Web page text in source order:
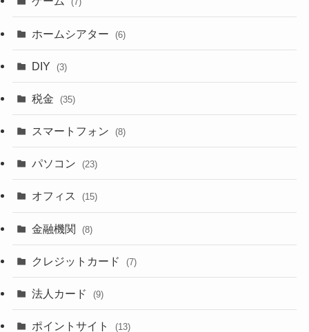
ホームシアター (6)
DIY (3)
税金 (35)
スマートフォン (8)
パソコン (23)
オフィス (15)
金融機関 (8)
クレジットカード (7)
法人カード (9)
ポイントサイト (13)